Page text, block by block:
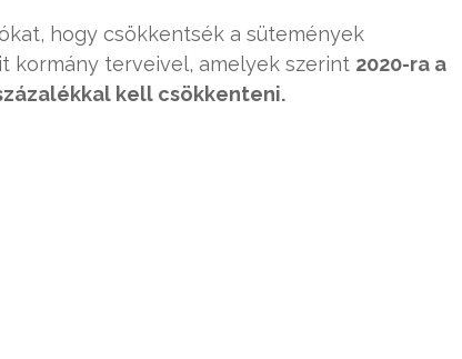
hogy csökkentsék a sütemények
kormány terveivel, amelyek szerint 2020-ra a
kell csökkenteni.